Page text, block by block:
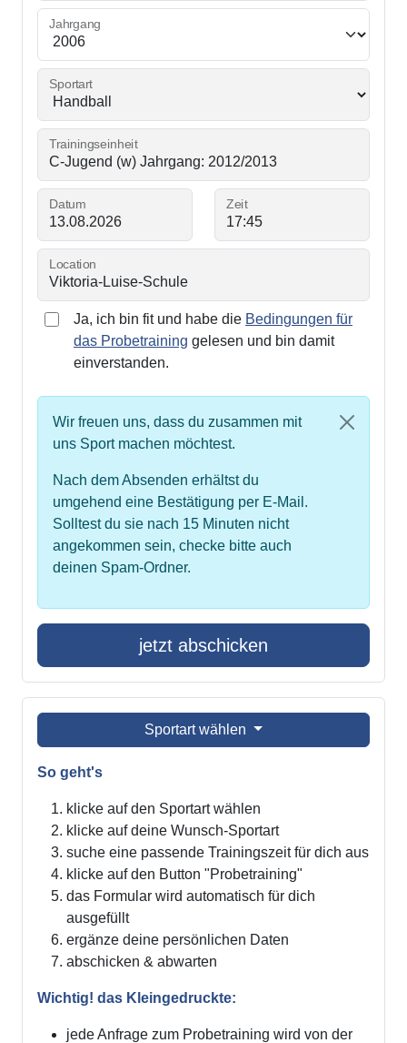
Jahrgang
Sportart
Trainingseinheit
Datum Zeit
Location
Ja, ich bin fit und habe die Bedingungen für
das Probetraining gelesen und bin damit
einverstanden.
Wir freuen uns, dass du zusammen mit
uns Sport machen möchtest.
Nach dem Absenden erhältst du
umgehend eine Bestätigung per E-Mail.
Solltest du sie nach 15 Minuten nicht
angekommen sein, checke bitte auch
deinen Spam-Ordner.
jetzt abschicken
Sportart wählen
So geht's
klicke auf den Sportart wählen
klicke auf deine Wunsch-Sportart
suche eine passende Trainingszeit für dich aus
klicke auf den Button "Probetraining"
das Formular wird automatisch für dich
ausgefüllt
ergänze deine persönlichen Daten
abschicken & abwarten
Wichtig! das Kleingedruckte:
jede Anfrage zum Probetraining wird von der